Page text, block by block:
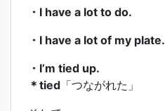
・I have a lot to do.
・I have a lot of my plate.
・I’m tied up.
＊tied 「つながれた」